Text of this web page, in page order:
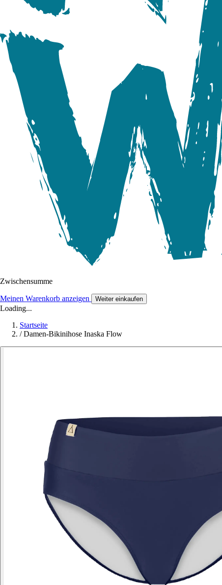
Zwischensumme
Meinen Warenkorb anzeigen Weiter einkaufen
Loading...
Startseite
/ Damen-Bikinihose Inaska Flow